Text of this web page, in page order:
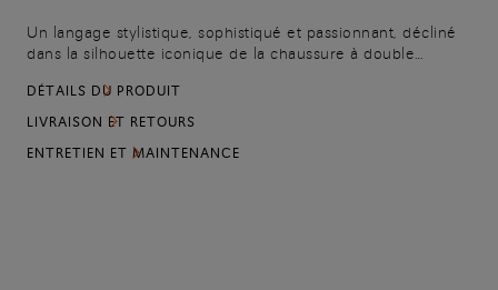
Un langage stylistique, sophistiqué et passionnant, décliné
dans la silhouette iconique de la chaussure à double
pensée pour insuffler une pointe d'exclusivité dans les
tenues les plus formelles. Elle est agrémentée de coutures
Arancio Santoni.
DÉTAILS DU PRODUIT
LIVRAISON ET RETOURS
ENTRETIEN ET MAINTENANCE